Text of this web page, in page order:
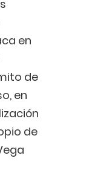
en
de
en
de